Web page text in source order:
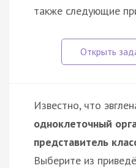
также следующие
Известно, что
одноклеточный
представитель
Выберите из